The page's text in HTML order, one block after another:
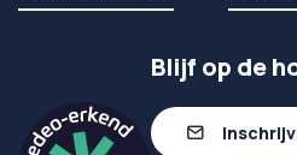
Blijf op de